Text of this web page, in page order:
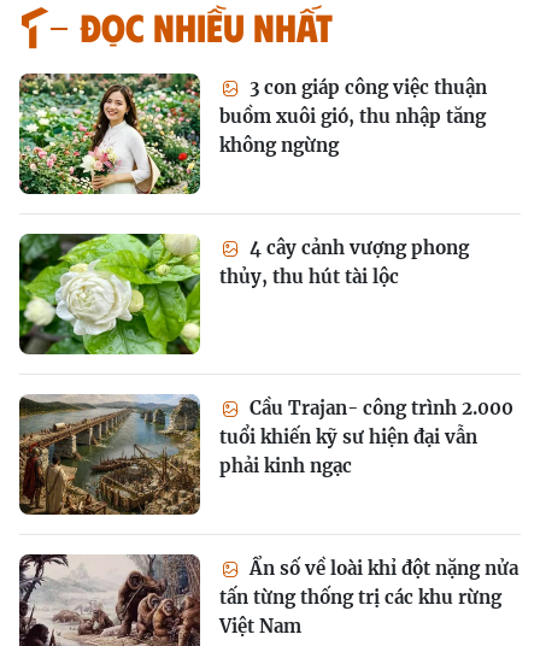
Đọc nhiều nhất
3 con giáp công việc thuận
buồm xuôi gió, thu nhập tăng
không ngừng
4 cây cảnh vượng phong
thủy, thu hút tài lộc
Cầu Trajan- công trình 2.000
tuổi khiến kỹ sư hiện đại vẫn
phải kinh ngạc
Ẩn số về loài khỉ đột nặng nửa
tấn từng thống trị các khu rừng
Việt Nam